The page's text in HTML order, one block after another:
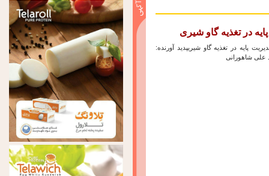
در تغذیه گاو شیری
پایه در تغذیه گاو شیریپدید آورنده:
شاهورانی